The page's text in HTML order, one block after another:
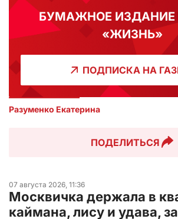
БУМАЖНОЕ ИЗДАНИЕ
«ЖИЗНЬ»
ПОДПИСКА НА
Разуменко Екатерина
ПОДЕЛИТЬСЯ
07 августа 2026, 11:36
Москвичка держала в
каймана, лису и удава,